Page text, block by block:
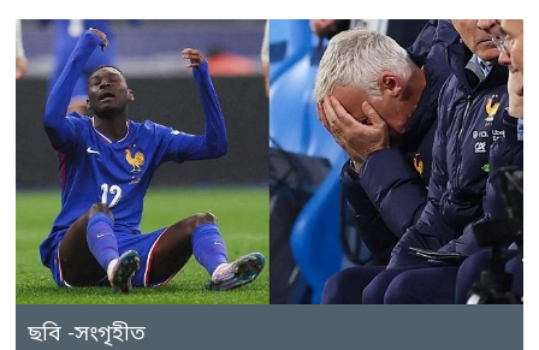
ছবি -সংগৃহীত